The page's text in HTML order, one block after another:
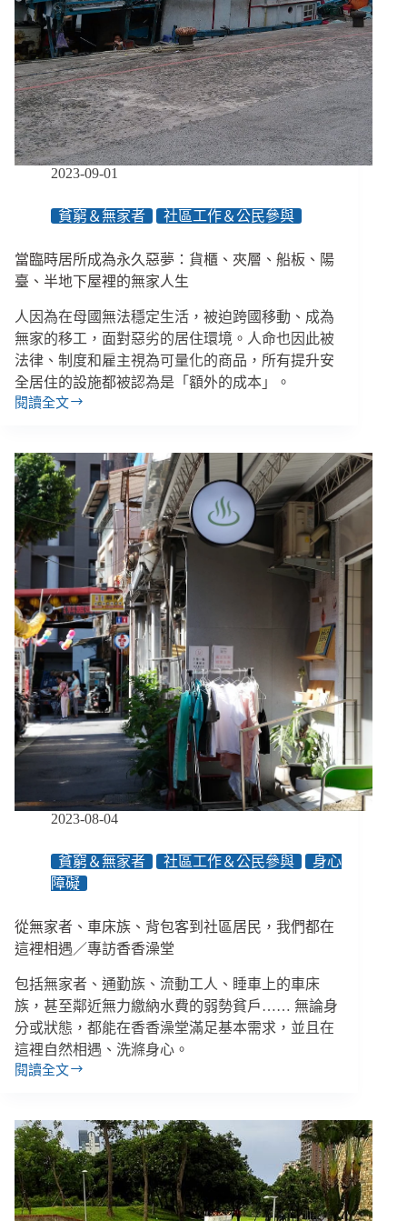
氣
候
的
受
害
者，
也
能
成
革
的
行
者
2023-09-01
貧窮＆無家者 社區工作＆公民參與
當臨時居所成為永久惡夢：貨櫃、夾層、船板、陽
臺、半地下屋裡的無家人生
人因為在母國無法穩定生活，被迫跨國移動、成為
無家的移工，面對惡劣的居住環境。人命也因此被
法律、制度和雇主視為可量化的商品，所有提升安
全居住的設施都被認為是「額外的成本」。
閱讀全文
當
時
居
所
成
為
永
久
惡
夢：
貨
櫃、
夾
層、
船
板、
陽
臺、
下
人
生
2023-08-04
貧窮＆無家者 社區工作＆公民參與
身心
障礙
從無家者、車床族、背包客到社區居民，我們都在
這裡相遇／專訪香香澡堂
包括無家者、通勤族、流動工人、睡車上的車床
族，甚至鄰近無力繳納水費的弱勢貧戶…… 無論身
分或狀態，都能在香香澡堂滿足基本需求，並且在
這裡自然相遇、洗滌身心。
閱讀全文
從
家
者、
車
床
族、
背